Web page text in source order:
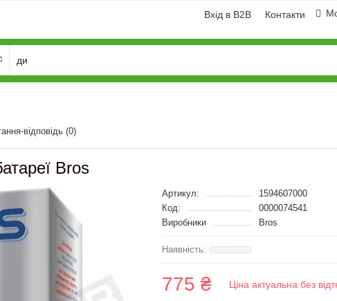
Вхід в B2B Контакти
відповідь (0)
Bros
Артикул:
1594607000
Код:
0000074541
Виробники
Bros
775 ₴ Ціна актуальна без